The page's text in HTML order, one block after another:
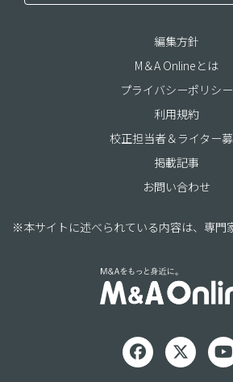
編集方針
M＆A Onlineとは
プライバシーポリシー
利用規約
校正担当者＆ライター
掲載記事
お問い合わせ
※本サイトに述べられている内容は、専門